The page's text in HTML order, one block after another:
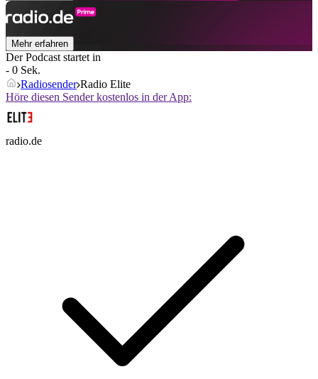
Mehr erfahren
Der Podcast startet in
- 0 Sek.
Radiosender Radio Elite
Höre diesen Sender kostenlos in der App:
radio.de